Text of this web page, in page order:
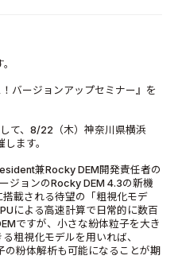
バージョンアップセミナー』を
て、8/22（木）神奈川県横浜
ます。
兼Rocky DEM開発責任者の
ジョンのRocky DEM 4.3の新機
載される待望の「粗視化モデ
による高速計算で日常的に数百
ですが、小さな紛体粒子を大き
粗視化モデルを用いれば、
粉体解析も可能になることが期